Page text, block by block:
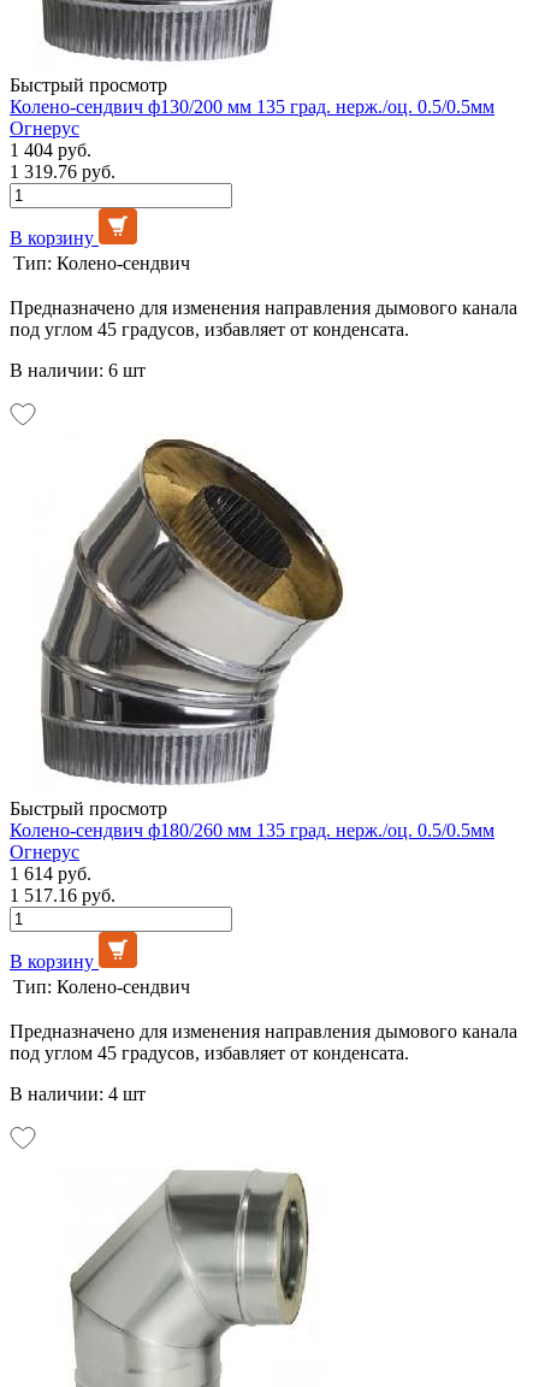
Быстрый просмотр
Колено-сендвич ф130/200 мм 135 град. нерж./оц. 0.5/0.5мм
Огнерус
1 404 руб.
1 319.76 руб.
В корзину
Тип: Колено-сендвич
Предназначено для изменения направления дымового канала
под углом 45 градусов, избавляет от конденсата.
В наличии: 6 шт
Быстрый просмотр
Колено-сендвич ф180/260 мм 135 град. нерж./оц. 0.5/0.5мм
Огнерус
1 614 руб.
1 517.16 руб.
В корзину
Тип: Колено-сендвич
Предназначено для изменения направления дымового канала
под углом 45 градусов, избавляет от конденсата.
В наличии: 4 шт